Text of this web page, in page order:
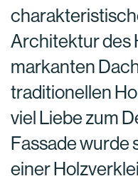
Architektur des
markanten
traditionellen
viel Liebe zum
Fassade wurde
einer